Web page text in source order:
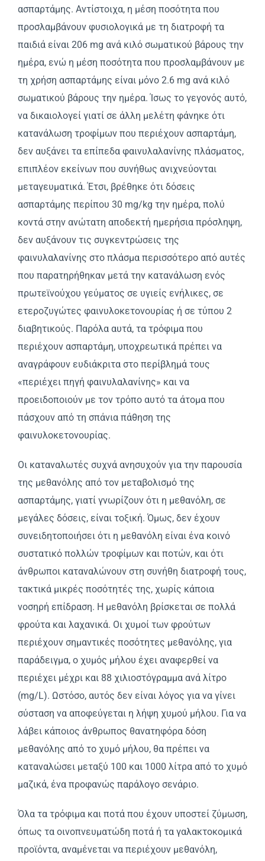
ασπαρτάμης. Αντίστοιχα, η μέση ποσότητα που
προσλαμβάνουν φυσιολογικά με τη διατροφή τα
παιδιά είναι 206 mg ανά κιλό σωματικού βάρους την
ημέρα, ενώ η μέση ποσότητα που προσλαμβάνουν με
τη χρήση ασπαρτάμης είναι μόνο 2.6 mg ανά κιλό
σωματικού βάρους την ημέρα. Ίσως το γεγονός αυτό,
να δικαιολογεί γιατί σε άλλη μελέτη φάνηκε ότι
κατανάλωση τροφίμων που περιέχουν ασπαρτάμη,
δεν αυξάνει τα επίπεδα φαινυλαλανίνης πλάσματος,
επιπλέον εκείνων που συνήθως ανιχνεύονται
μεταγευματικά. Έτσι, βρέθηκε ότι δόσεις
ασπαρτάμης περίπου 30 mg/kg την ημέρα, πολύ
κοντά στην ανώτατη αποδεκτή ημερήσια πρόσληψη,
δεν αυξάνουν τις συγκεντρώσεις της
φαινυλαλανίνης στο πλάσμα περισσότερο από αυτές
που παρατηρήθηκαν μετά την κατανάλωση ενός
πρωτεϊνούχου γεύματος σε υγιείς ενήλικες, σε
ετεροζυγώτες φαινυλοκετονουρίας ή σε τύπου 2
διαβητικούς. Παρόλα αυτά, τα τρόφιμα που
περιέχουν ασπαρτάμη, υποχρεωτικά πρέπει να
αναγράφουν ευδιάκριτα στο περίβλημά τους
«περιέχει πηγή φαινυλαλανίνης» και να
προειδοποιούν με τον τρόπο αυτό τα άτομα που
πάσχουν από τη σπάνια πάθηση της
φαινυλοκετονουρίας.
Οι καταναλωτές συχνά ανησυχούν για την παρουσία
της μεθανόλης από τον μεταβολισμό της
ασπαρτάμης, γιατί γνωρίζουν ότι η μεθανόλη, σε
μεγάλες δόσεις, είναι τοξική. Όμως, δεν έχουν
συνειδητοποιήσει ότι η μεθανόλη είναι ένα κοινό
συστατικό πολλών τροφίμων και ποτών, και ότι
άνθρωποι καταναλώνουν στη συνήθη διατροφή τους,
τακτικά μικρές ποσότητές της, χωρίς κάποια
νοσηρή επίδραση. Η μεθανόλη βρίσκεται σε πολλά
φρούτα και λαχανικά. Οι χυμοί των φρούτων
περιέχουν σημαντικές ποσότητες μεθανόλης, για
παράδειγμα, ο χυμός μήλου έχει αναφερθεί να
περιέχει μέχρι και 88 χιλιοστόγραμμα ανά λίτρο
(mg/L). Ωστόσο, αυτός δεν είναι λόγος για να γίνει
σύσταση να αποφεύγεται η λήψη χυμού μήλου. Για να
λάβει κάποιος άνθρωπος θανατηφόρα δόση
μεθανόλης από το χυμό μήλου, θα πρέπει να
καταναλώσει μεταξύ 100 και 1000 λίτρα από το χυμό
μαζικά, ένα προφανώς παράλογο σενάριο.
Όλα τα τρόφιμα και ποτά που έχουν υποστεί ζύμωση,
όπως τα οινοπνευματώδη ποτά ή τα γαλακτοκομικά
προϊόντα, αναμένεται να περιέχουν μεθανόλη,